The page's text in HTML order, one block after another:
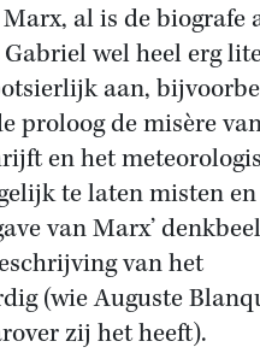
al is de biografe
wel heel erg
aan,
proloog de misère
en het
te laten misten en
van Marx’
van het
(wie Auguste
zij het heeft).